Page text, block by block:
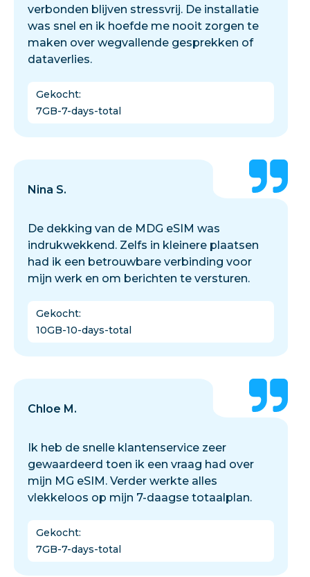
verbonden blijven stressvrij. De installatie
was snel en ik hoefde me nooit zorgen te
maken over wegvallende gesprekken of
dataverlies.
Gekocht:
7GB-7-days-total
Nina S.
De dekking van de MDG eSIM was
indrukwekkend. Zelfs in kleinere plaatsen
had ik een betrouwbare verbinding voor
mijn werk en om berichten te versturen.
Gekocht:
10GB-10-days-total
Chloe M.
Ik heb de snelle klantenservice zeer
gewaardeerd toen ik een vraag had over
mijn MG eSIM. Verder werkte alles
vlekkeloos op mijn 7-daagse totaalplan.
Gekocht:
7GB-7-days-total